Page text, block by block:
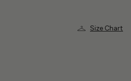
Size Chart